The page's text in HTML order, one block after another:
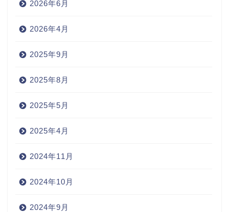
2026年6月
2026年4月
2025年9月
2025年8月
2025年5月
2025年4月
2024年11月
2024年10月
2024年9月